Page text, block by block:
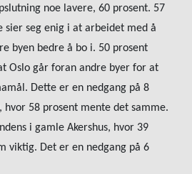
noe lavere, 60 prosent. 57
sier seg enig i at arbeidet med å
byen bedre å bo i. 50 prosent
Oslo går foran andre byer for at
Dette er en nedgang på 8
hvor 58 prosent mente det samme.
i gamle Akershus, hvor 39
viktig. Det er en nedgang på 6